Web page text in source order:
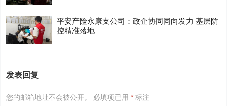
平安产险永康支公司：政企协同同向发力 基层防
控精准落地
发表回复
您的邮箱地址不会被公开。 必填项已用* 标注